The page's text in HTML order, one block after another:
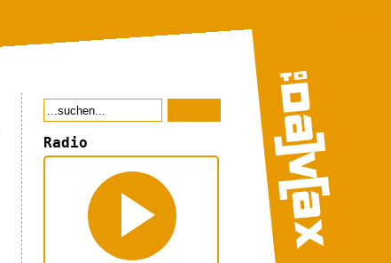
Radio